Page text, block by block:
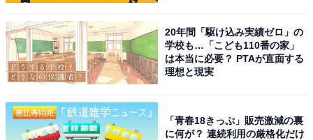
20年間「駆け込み実績ゼロ」の
学校も…「こども110番の家」
は本当に必要？ PTAが直面する
理想と現実
「青春18きっぷ」販売激減の裏
に何が？ 連続利用の厳格化だけ